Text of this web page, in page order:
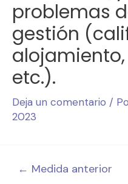
problemas
gestión
etc.).
Deja un comentario /
2023
← Medida anterior